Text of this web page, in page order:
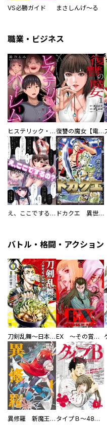
VS必勝ガイド まさしんげ～る
職業・ビジネス
ヒステリック・ハーレム～搾られる男と堕ちる女～【電子単行本版】 復讐の魔女【電子単行本版】
え、ここでするの？ アイドルのファンが知らない日常 ドカクエ 異世界ドカコッククエスト
バトル・格闘・アクション
刀剣乱舞～日本号つれづれ酒～ EX ～その賞金稼ぎは、世界の出口を探す～【単行本版】
異修羅 新魔王戦争 タイプＢ～48時間後、致死率100％～【単話】